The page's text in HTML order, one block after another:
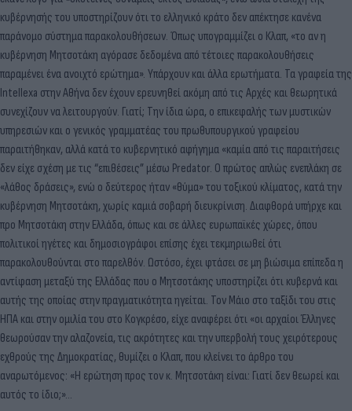
κυβέρνησής του υποστηρίζουν ότι το ελληνικό κράτο δεν απέκτησε κανένα
παράνομο σύστημα παρακολουθήσεων. Όπως υπογραμμίζει ο Κλαπ, «το αν η
κυβέρνηση Μητσοτάκη αγόρασε δεδομένα από τέτοιες παρακολουθήσεις
παραμένει ένα ανοιχτό ερώτημα». Υπάρχουν και άλλα ερωτήματα. Τα γραφεία της
Intellexa στην Αθήνα δεν έχουν ερευνηθεί ακόμη από τις Αρχές και θεωρητικά
συνεχίζουν να λειτουργούν. Γιατί; Την ίδια ώρα, ο επικεφαλής των μυστικών
υπηρεσιών και ο γενικός γραμματέας του πρωθυπουργικού γραφείου
παραιτήθηκαν, αλλά κατά το κυβερνητικό αφήγημα «καμία από τις παραιτήσεις
δεν είχε σχέση με τις “επιθέσεις” μέσω Predator. Ο πρώτος απλώς ενεπλάκη σε
«λάθος δράσεις», ενώ ο δεύτερος ήταν «θύμα» του τοξικού κλίματος, κατά την
κυβέρνηση Μητσοτάκη, χωρίς καμιά σοβαρή διευκρίνιση. Διαφθορά υπήρχε και
προ Μητσοτάκη στην Ελλάδα, όπως και σε άλλες ευρωπαϊκές χώρες, όπου
πολιτικοί ηγέτες και δημοσιογράφοι επίσης έχει τεκμηριωθεί ότι
παρακολουθούνται στο παρελθόν. Ωστόσο, έχει φτάσει σε μη βιώσιμα επίπεδα η
αντίφαση μεταξύ της Ελλάδας που ο Μητσοτάκης υποστηρίζει ότι κυβερνά και
αυτής της οποίας στην πραγματικότητα ηγείται. Τον Μάιο στο ταξίδι του στις
ΗΠΑ και στην ομιλία του στο Κογκρέσο, είχε αναφέρει ότι «οι αρχαίοι Έλληνες
θεωρούσαν την αλαζονεία, τις ακρότητες και την υπερβολή τους χειρότερους
εχθρούς της Δημοκρατίας, θυμίζει ο Κλαπ, που κλείνει το άρθρο του
αναρωτόμενος: «Η ερώτηση προς τον κ. Μητσοτάκη είναι: Γιατί δεν θεωρεί και
αυτός το ίδιο;»…